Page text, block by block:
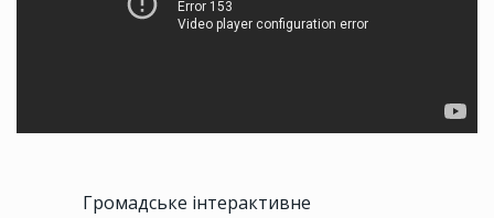
Громадське інтерактивне